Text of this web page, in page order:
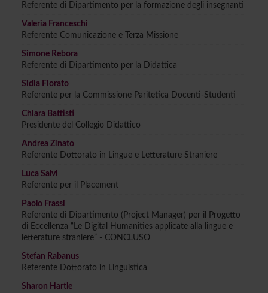
Referente di Dipartimento per la formazione degli insegnanti
Valeria Franceschi
Referente Comunicazione e Terza Missione
Simone Rebora
Referente di Dipartimento per la Didattica
Sidia Fiorato
Referente per la Commissione Paritetica Docenti-Studenti
Chiara Battisti
Presidente del Collegio Didattico
Andrea Zinato
Referente Dottorato in Lingue e Letterature Straniere
Luca Salvi
Referente per il Placement
Paolo Frassi
Referente di Dipartimento (Project Manager) per il Progetto
di Eccellenza “Le Digital Humanities applicate alla lingue e
letterature straniere” - CONCLUSO
Stefan Rabanus
Referente Dottorato in Linguistica
Sharon Hartle